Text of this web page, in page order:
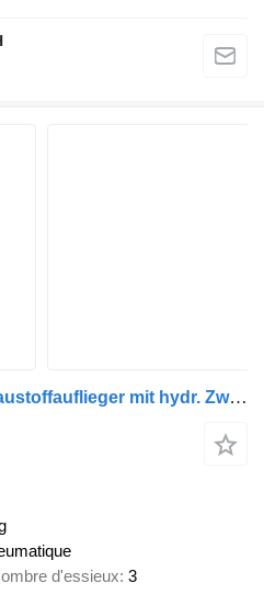
Schwarzmüller RH 230 Baustoffauflieger mit hydr. Zwangslenkung
d'essieux 3